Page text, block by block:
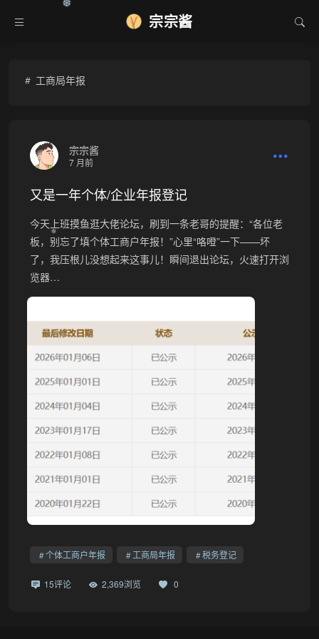
❆
❆
宗宗酱
工商局年报
宗宗酱
7 月前
又是一年个体/企业年报登记
今天上班摸鱼逛大佬论坛，刷到一条老哥的提醒：“各位老
板，别忘了填个体工商户年报！”心里“咯噔”一下——坏
了，我压根儿没想起来这事儿！瞬间退出论坛，火速打开浏
览器…
个体工商户年报 工商局年报 税务登记
15评论 2,369浏览 0